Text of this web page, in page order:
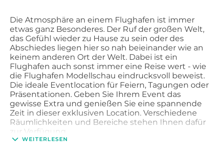
Die Atmosphäre an einem Flughafen ist immer
etwas ganz Besonderes. Der Ruf der großen Welt,
das Gefühl wieder zu Hause zu sein oder des
Abschiedes liegen hier so nah beieinander wie an
keinem anderen Ort der Welt. Dabei ist ein
Flughafen auch sonst immer eine Reise wert - wie
die Flughafen Modellschau eindrucksvoll beweist.
Die ideale Eventlocation für Feiern, Tagungen oder
Präsentationen. Geben Sie Ihrem Event das
gewisse Extra und genießen Sie eine spannende
Zeit in dieser exklusiven Location. Verschiedene
Räumlichkeiten und Bereiche stehen Ihnen dafür
zur Verfügung.
WEITERLESEN